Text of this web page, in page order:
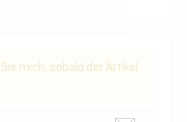
mich, sobald der Artikel